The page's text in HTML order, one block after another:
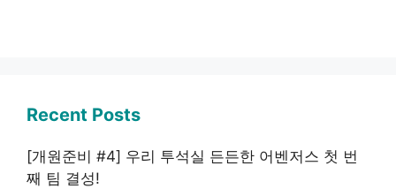
Recent Posts
[개원준비 #4] 우리 투석실 든든한 어벤저스 첫 번
째 팀 결성!